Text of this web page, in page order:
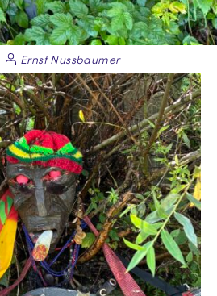
Ernst Nussbaumer